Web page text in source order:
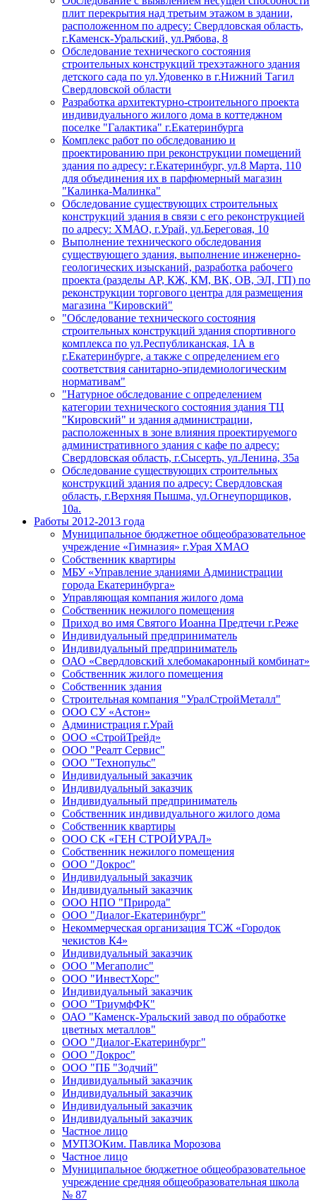
плит перекрытия над третьим этажом в здании,
расположенном по адресу: Свердловская область,
г.Каменск-Уральский, ул.Рябова, 8
Обследование технического состояния
строительных конструкций трехэтажного здания
детского сада по ул.Удовенко в г.Нижний Тагил
Свердловской области
Разработка архитектурно-строительного проекта
индивидуального жилого дома в коттеджном
поселке "Галактика" г.Екатеринбурга
Комплекс работ по обследованию и
проектированию при реконструкции помещений
здания по адресу: г.Екатеринбург, ул.8 Марта, 110
для объединения их в парфюмерный магазин
"Калинка-Малинка"
Обследование существующих строительных
конструкций здания в связи с его реконструкцией
по адресу: ХМАО, г.Урай, ул.Береговая, 10
Выполнение технического обследования
существующего здания, выполнение инженерно-
геологических изысканий, разработка рабочего
проекта (разделы АР, КЖ, КМ, ВК, ОВ, ЭЛ, ГП) по
реконструкции торгового центра для размещения
магазина "Кировский"
"Обследование технического состояния
строительных конструкций здания спортивного
комплекса по ул.Республиканская, 1А в
г.Екатеринбурге, а также с определением его
соответствия санитарно-эпидемиологическим
нормативам"
"Натурное обследование с определением
категории технического состояния здания ТЦ
"Кировский" и здания администрации,
расположенных в зоне влияния проектируемого
административного здания с кафе по адресу:
Свердловская область, г.Сысерть, ул.Ленина, 35а
Обследование существующих строительных
конструкций здания по адресу: Свердловская
область, г.Верхняя Пышма, ул.Огнеупорщиков,
10а.
Работы 2012-2013 года
Муниципальное бюджетное общеобразовательное
учреждение «Гимназия» г.Урая ХМАО
Собственник квартиры
МБУ «Управление зданиями Администрации
города Екатеринбурга»
Управляющая компания жилого дома
Собственник нежилого помещения
Приход во имя Святого Иоанна Предтечи г.Реже
Индивидуальный предприниматель
Индивидуальный предприниматель
ОАО «Свердловский хлебомакаронный комбинат»
Собственник жилого помещения
Собственник здания
Строительная компания "УралСтройМеталл"
ООО СУ «Астон»
Администрация г.Урай
ООО «СтройТрейд»
ООО "Реалт Сервис"
ООО "Технопульс"
Индивидуальный заказчик
Индивидуальный заказчик
Индивидуальный предприниматель
Собственник индивидуального жилого дома
Собственник квартиры
ООО СК «ГЕН СТРОЙУРАЛ»
Собственник нежилого помещения
ООО "Докрос"
Индивидуальный заказчик
Индивидуальный заказчик
ООО НПО "Природа"
ООО "Диалог-Екатеринбург"
Некоммерческая организация ТСЖ «Городок
чекистов К4»
Индивидуальный заказчик
ООО "Мегаполис"
ООО "ИнвестХорс"
Индивидуальный заказчик
ООО "ТриумфФК"
ОАО "Каменск-Уральский завод по обработке
цветных металлов"
ООО "Диалог-Екатеринбург"
ООО "Докрос"
ООО "ПБ "Зодчий"
Индивидуальный заказчик
Индивидуальный заказчик
Индивидуальный заказчик
Индивидуальный заказчик
Частное лицо
МУПЗОКим. Павлика Морозова
Частное лицо
Муниципальное бюджетное общеобразовательное
учреждение средняя общеобразовательная школа
№ 87